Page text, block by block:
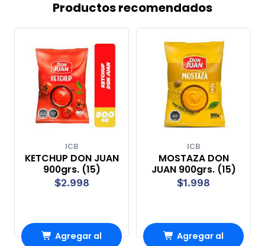
Productos recomendados
ICB
KETCHUP DON JUAN
900grs. (15)
$2.998
Agregar al
ICB
MOSTAZA DON
JUAN 900grs. (15)
$1.998
Agregar al